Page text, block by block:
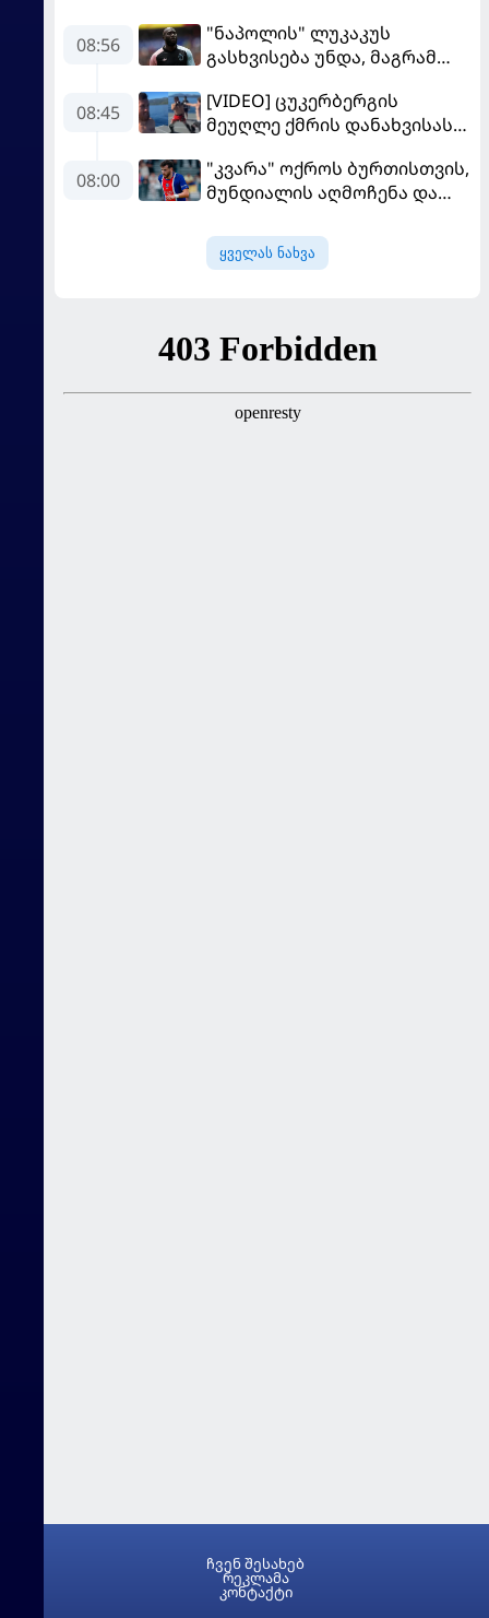
08:56
"ნაპოლის" ლუკაკუს
გასხვისება უნდა, მაგრამ
უთანხმდება
08:45
[VIDEO] ცუკერბერგის
მეუღლე ქმრის დანახვისას
დვალიშვილი Facebook-ის
დამფუძნებელს
08:00
"კვარა" ოქროს ბურთისთვის,
მუნდიალის აღმოჩენა და
მსაჯი - ევროპის სუპერთასის
PREVIEW
ყველას ნახვა
ჩვენ შესახებ
რეკლამა
კონტაქტი